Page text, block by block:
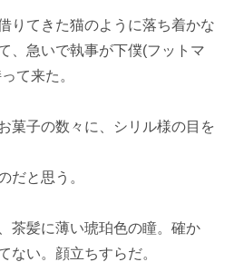
りてきた猫のように落ち着かな
、急いで執事が下僕(フットマ
て来た。
菓子の数々に、シリル様の目を
だと思う。
茶髪に薄い琥珀色の瞳。確か
ない。顔立ちすらだ。